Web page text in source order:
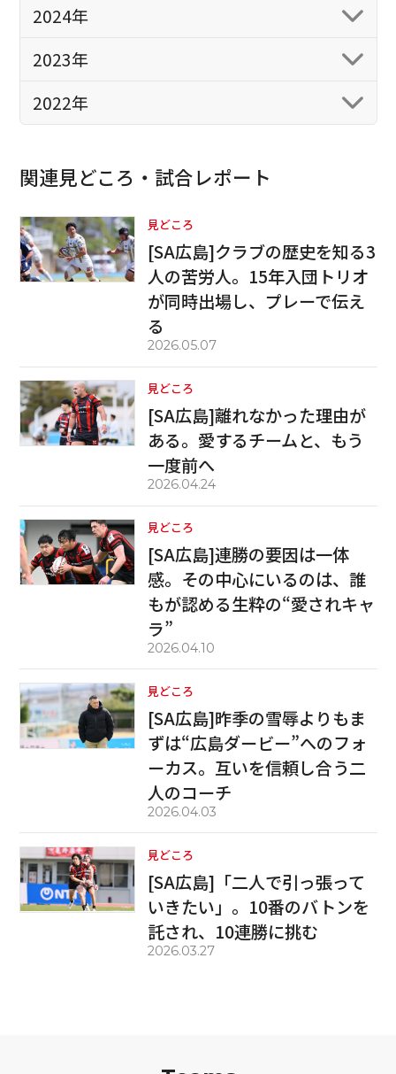
2024年
2023年
2022年
関連見どころ・試合レポート
見どころ
[SA広島]クラブの歴史を知る3
人の苦労人。15年入団トリオ
が同時出場し、プレーで伝え
る
2026.05.07
見どころ
[SA広島]離れなかった理由が
ある。愛するチームと、もう
一度前へ
2026.04.24
見どころ
[SA広島]連勝の要因は一体
感。その中心にいるのは、誰
もが認める生粋の“愛されキャ
ラ”
2026.04.10
見どころ
[SA広島]昨季の雪辱よりもま
ずは“広島ダービー”へのフォ
ーカス。互いを信頼し合う二
人のコーチ
2026.04.03
見どころ
[SA広島]「二人で引っ張って
いきたい」。10番のバトンを
託され、10連勝に挑む
2026.03.27